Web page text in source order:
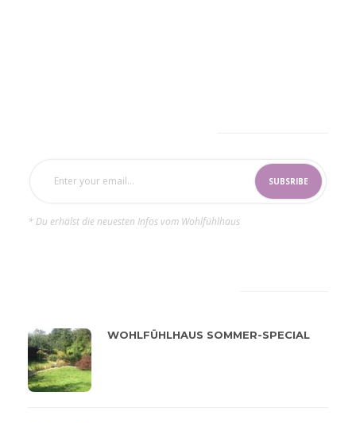
* Du erhälst die neuesten Infos vom Wohlfühlhaus
WOHLFÜHLHAUS SOMMER-SPECIAL